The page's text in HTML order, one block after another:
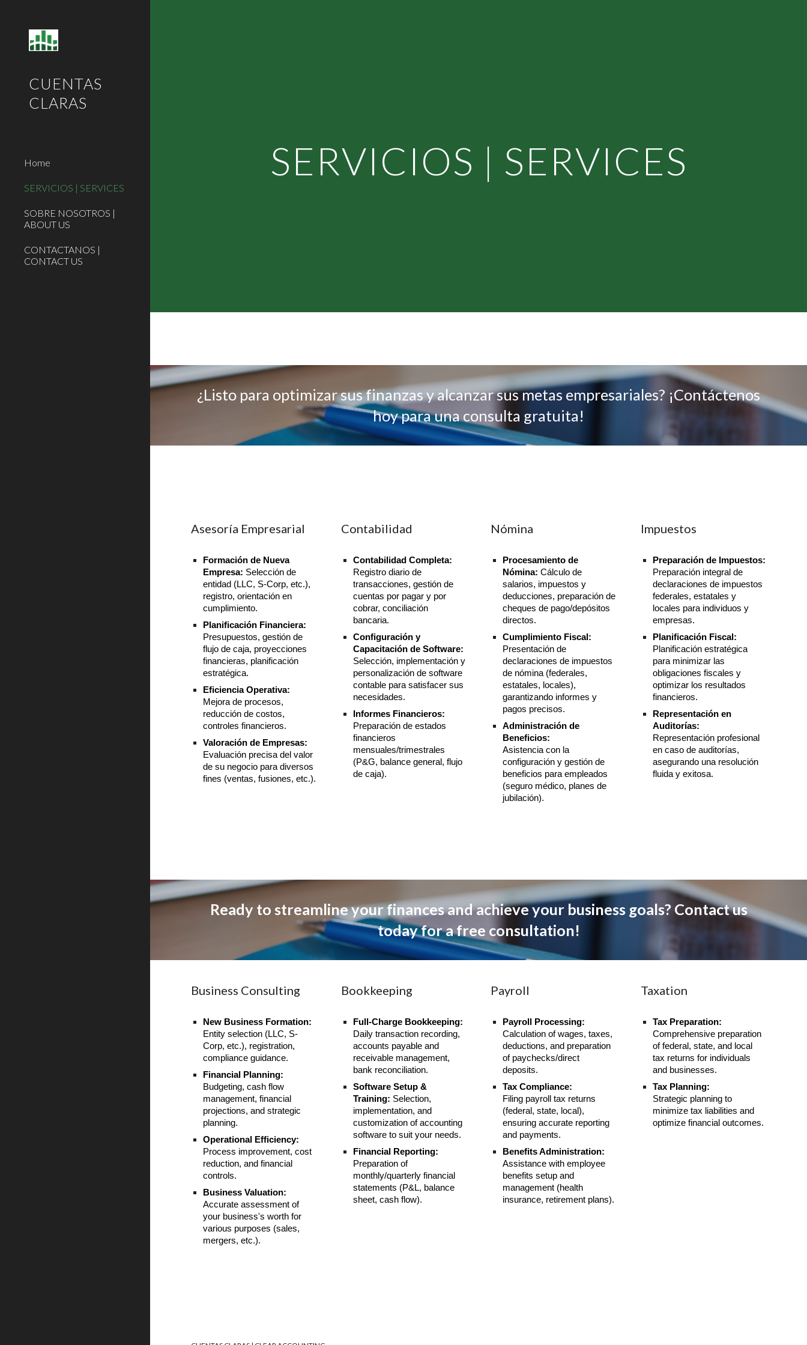
CUENTAS
CLARAS
Home
SERVICIOS | SERVICES
SOBRE NOSOTROS |
ABOUT US
CONTACTANOS |
CONTACT US
SERVICIOS | SERVICES
¿Listo para optimizar sus finanzas y alcanzar sus metas empresariales? ¡Contáctenos
hoy para una consulta gratuita!
Asesoría Empresarial
Formación de Nueva
Empresa: Selección de
entidad (LLC, S-Corp, etc.),
registro,orientación en
cumplimiento.
Planificación Financiera:
Presupuestos, gestión de
flujo de caja, proyecciones
financieras, planificación
estratégica.
Eficiencia Operativa:
Mejora de procesos,
reducción de costos,
controles financieros.
Valoración de Empresas:
Evaluación precisa del valor
de su negocio para diversos
fines (ventas, fusiones, etc.).
Contabilidad
Contabilidad Completa:
Registro diario de
transacciones, gestión de
cuentas por pagar y por
cobrar, conciliación
bancaria.
Configuración y
Capacitación de Software:
Selección, implementación y
personalización de software
contable para satisfacer sus
necesidades.
Informes Financieros:
Preparación de estados
financieros
mensuales/trimestrales
(P&G, balance general, flujo
de caja).
Nómina
Procesamiento de
Nómina: Cálculo de
salarios, impuestos y
deducciones, preparación de
cheques de pago/depósitos
directos.
Cumplimiento Fiscal:
Presentación de
declaraciones de impuestos
de nómina (federales,
estatales, locales),
garantizando informes y
pagos precisos.
Administración de
Beneficios:
Asistencia con la
configuración y gestión de
beneficios para empleados
(seguro médico, planes de
jubilación).
Impuestos
Preparación de Impuestos:
Preparación integral de
declaraciones de impuestos
federales, estatales y
locales para individuos y
empresas.
Planificación Fiscal:
Planificación estratégica
para minimizar las
obligaciones fiscales y
optimizar los resultados
financieros.
Representación en
Auditorías:
Representación profesional
en caso de auditorías,
asegurando una resolución
fluida y exitosa.
Ready to streamline your finances and achieve your business goals? Contact us
today for a free consultation!
Business Consulting
New Business Formation:
Entity selection (LLC, S-
Corp, etc.), registration,
compliance guidance.
Financial Planning:
Budgeting, cash flow
management, financial
projections, and strategic
planning.
Operational Efficiency:
Process improvement, cost
reduction, and financial
controls.
Business Valuation:
Accurate assessment of
your business's worth for
various purposes (sales,
mergers, etc.).
Bookkeeping
Full-Charge Bookkeeping:
Daily transaction recording,
accounts payable and
receivable management,
bank reconciliation.
Software Setup &
Training: Selection,
implementation, and
customization of accounting
software to suit your needs.
Financial Reporting:
Preparation of
monthly/quarterly financial
statements (P&L, balance
sheet, cash flow).
Payroll
Payroll Processing:
Calculation of wages, taxes,
deductions, and preparation
of paychecks/direct
deposits.
Tax Compliance:
Filing payroll tax returns
(federal, state, local),
ensuring accurate reporting
and payments.
Benefits Administration:
Assistance with employee
benefits setup and
management (health
insurance, retirement plans).
Taxation
Tax Preparation:
Comprehensive preparation
of federal, state, and local
tax returns for individuals
and businesses.
Tax Planning:
Strategic planning to
minimize tax liabilities and
optimize financial outcomes.